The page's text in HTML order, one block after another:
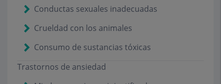
Conductas sexuales inadecuadas
Crueldad con los animales
Consumo de sustancias tóxicas
Trastornos de ansiedad